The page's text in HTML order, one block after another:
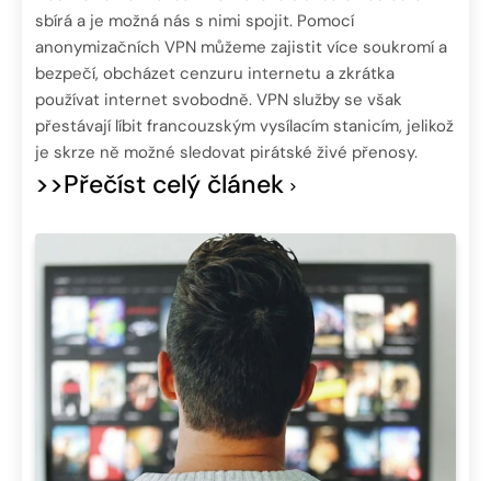
sbírá a je možná nás s nimi spojit. Pomocí
anonymizačních VPN můžeme zajistit více soukromí a
bezpečí, obcházet cenzuru internetu a zkrátka
používat internet svobodně. VPN služby se však
přestávají líbit francouzským vysílacím stanicím, jelikož
je skrze ně možné sledovat pirátské živé přenosy.
>>Přečíst celý článek